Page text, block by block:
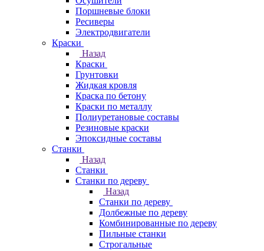
Поршневые блоки
Ресиверы
Электродвигатели
Краски
Назад
Краски
Грунтовки
Жидкая кровля
Краска по бетону
Краски по металлу
Полиуретановые составы
Резиновые краски
Эпоксидные составы
Станки
Назад
Станки
Станки по дереву
Назад
Станки по дереву
Долбежные по дереву
Комбинированные по дереву
Пильные станки
Строгальные